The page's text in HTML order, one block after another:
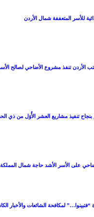
الأردن تنفذ مشروع الأضاحي لصالح
تنفيذ مشاريع العشر الأُوَل من ذي الحجة
على الأسر الأشد حاجة شمال المملكة
“فتبينوا…” لمكافحة الشائعات والأخبار